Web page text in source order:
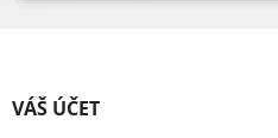
VÁŠ ÚČET